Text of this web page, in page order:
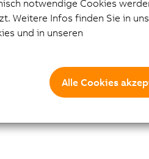
notwendige Cookies
Weitere Infos finden Sie in
und in unseren
Alle Cookies